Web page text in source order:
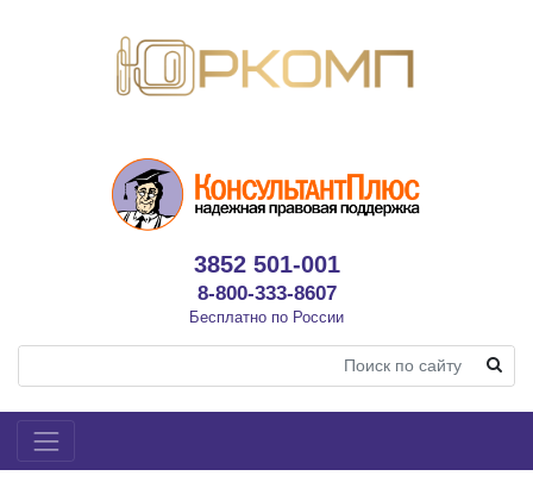
3852 501-001
8-800-333-8607
Бесплатно по России